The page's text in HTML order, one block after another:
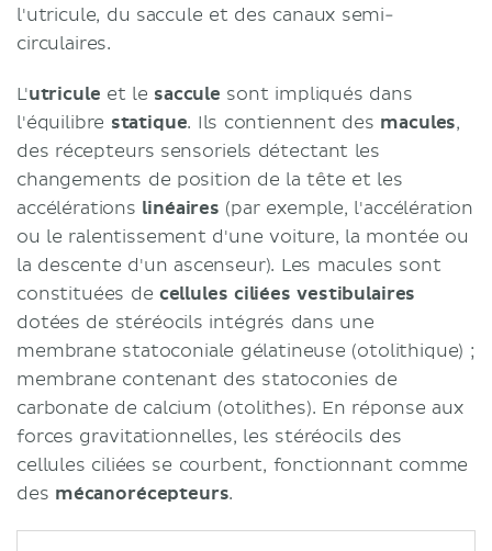
l'utricule, du saccule et des canaux semi-
circulaires.
L'utricule et le saccule sont impliqués dans
l'équilibre statique. Ils contiennent des macules,
des récepteurs sensoriels détectant les
changements de position de la tête et les
accélérations linéaires (par exemple, l'accélération
ou le ralentissement d'une voiture, la montée ou
la descente d'un ascenseur). Les macules sont
constituées de cellules ciliées vestibulaires
dotées de stéréocils intégrés dans une
membrane statoconiale gélatineuse (otolithique) ;
membrane contenant des statoconies de
carbonate de calcium (otolithes). En réponse aux
forces gravitationnelles, les stéréocils des
cellules ciliées se courbent, fonctionnant comme
des mécanorécepteurs.